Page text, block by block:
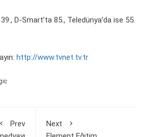
D-Smart’ta 85., Teledünya’da ise 55.
http://www.tvnet.tv.tr
Prev
Next